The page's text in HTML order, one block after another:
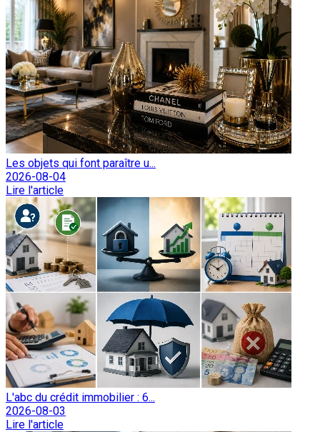
Les objets qui font paraître u...
2026-08-04
Lire l'article
L'abc du crédit immobilier : 6...
2026-08-03
Lire l'article